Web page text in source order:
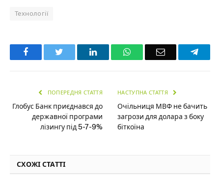
Технології
Facebook LinkedInWhatsAppEmail
ПОПЕРЕДНЯ СТАТТЯ
Глобус Банк приєднався до
державної програми
лізингу під 5-7-9%
НАСТУПНА СТАТТЯ
Очільниця МВФ не бачить
загрози для долара з боку
біткоїна
СХОЖІ СТАТТІ